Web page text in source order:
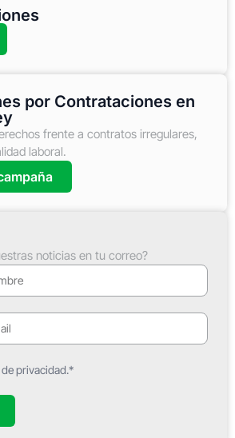
por Contrataciones en
frente a contratos irregulares,
laboral.
noticias en tu correo?
privacidad.*